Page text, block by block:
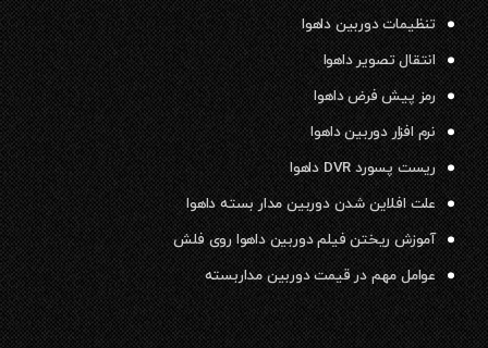
تنظیمات دوربین داهوا
انتقال تصویر داهوا
رمز پیش فرض داهوا
نرم افزار دوربین داهوا
ریست پسورد DVR داهوا
علت افلاین شدن دوربین مدار بسته داهوا
آموزش ریختن فیلم دوربین داهوا روی فلش
عوامل مهم در قیمت دوربین مداربسته